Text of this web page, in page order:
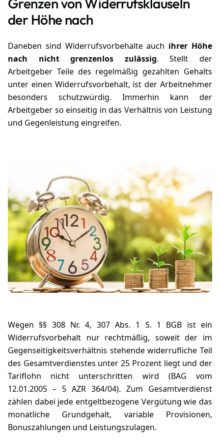
der Höhe nach
Daneben sind Widerrufsvorbehalte auch ihrer Höhe
nach nicht grenzenlos zulässig. Stellt der
Arbeitgeber Teile des regelmäßig gezahlten Gehalts
unter einen Widerrufsvorbehalt, ist der Arbeitnehmer
besonders schutzwürdig. Immerhin kann der
Arbeitgeber so einseitig in das Verhältnis von Leistung
und Gegenleistung eingreifen.
Wegen §§ 308 Nr. 4, 307 Abs. 1 S. 1 BGB ist ein
Widerrufsvorbehalt nur rechtmäßig, soweit der im
Gegenseitigkeitsverhältnis stehende widerrufliche Teil
des Gesamtverdienstes unter 25 Prozent liegt und der
Tariflohn nicht unterschritten wird (BAG vom
12.01.2005 – 5 AZR 364/04). Zum Gesamtverdienst
zählen dabei jede entgeltbezogene Vergütung wie das
monatliche Grundgehalt, variable Provisionen,
Bonuszahlungen und Leistungszulagen.